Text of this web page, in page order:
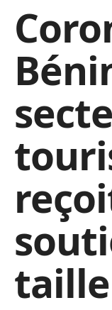
taille